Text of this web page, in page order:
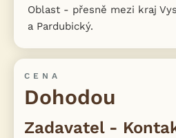
Oblast - přesně mezi kraj
a Pardubický.
CENA
Dohodou
Zadavatel -